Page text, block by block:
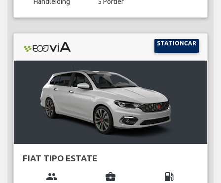
STATIONCAR
FIAT TIPO ESTATE
group business_center local_gas_station